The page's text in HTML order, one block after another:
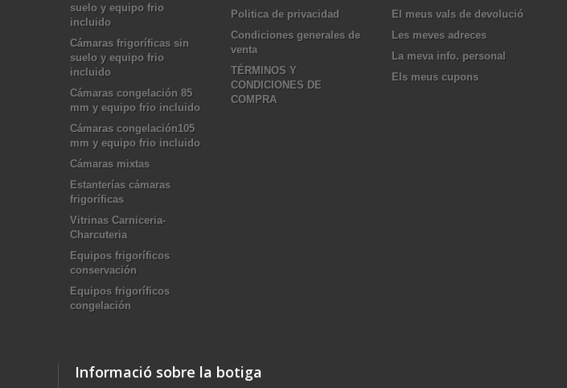
suelo y equipo frio
incluido
Cámaras frigoríficas sin
suelo y equipo frio
incluido
Cámaras congelación 85
mm y equipo frio incluido
Cámaras congelación105
mm y equipo frio incluido
Cámaras mixtas
Estanterías cámaras
frigoríficas
Vitrinas Carniceria-
Charcuteria
Equipos frigoríficos
conservación
Equipos frigoríficos
congelación
Politica de privacidad
Condiciones generales de
venta
TÉRMINOS Y
CONDICIONES DE
COMPRA
El meus vals de devolució
Les meves adreces
La meva info. personal
Els meus cupons
Informació sobre la botiga